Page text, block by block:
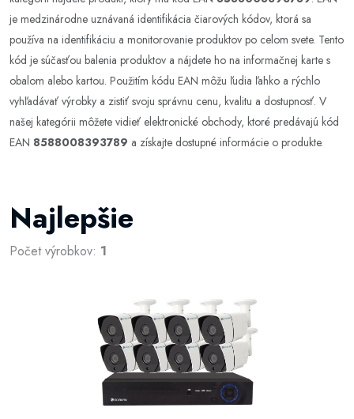
je medzinárodne uznávaná identifikácia čiarových kódov, ktorá sa
používa na identifikáciu a monitorovanie produktov po celom svete. Tento
kód je súčasťou balenia produktov a nájdete ho na informačnej karte s
obalom alebo kartou. Použitím kódu EAN môžu ľudia ľahko a rýchlo
vyhľadávať výrobky a zistiť svoju správnu cenu, kvalitu a dostupnosť. V
našej kategórii môžete vidieť elektronické obchody, ktoré predávajú kód
EAN 8588008393789 a získajte dostupné informácie o produkte.
Najlepšie
Počet výrobkov: 1